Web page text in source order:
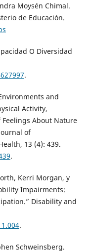
Moysén Chimal.
de Educación.
O Diversidad
.
and
Activity,
About Nature
of
13 (4): 439.
.
Kerri Morgan, y
Impairments:
Disability and
.
Schweinsberg.